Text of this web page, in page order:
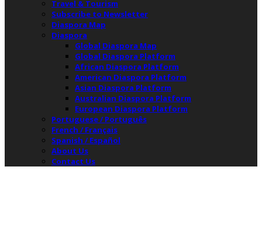
Travel & Tourism
Subscribe to Newsletter
Diaspora Map
Diaspora
Global Diaspora Map
Global Diaspora Platform
African Diaspora Platform
American Diaspora Platform
Asian Diaspora Platform
Australian Diaspora Platform
European Diaspora Platform
Portuguese / Português
French / Français
Spanish / Español
About Us
Contact Us